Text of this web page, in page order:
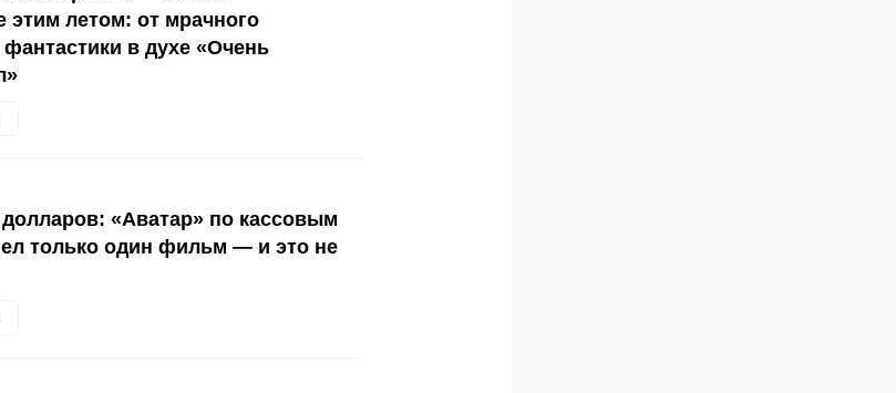
этим летом: от мрачного
фантастики в духе «Очень
долларов: «Аватар» по кассовым
только один фильм — и это не